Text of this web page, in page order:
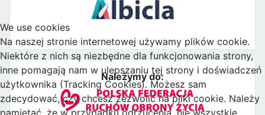
Należymy do:
We use cookies
Na naszej stronie internetowej używamy plików cookie.
Niektóre z nich są niezbędne dla funkcjonowania strony,
inne pomagają nam w ulepszaniu tej strony i doświadczeń
użytkownika (Tracking Cookies). Możesz sam
zdecydować, czy chcesz zezwolić na pliki cookie. Należy
pamiętać, że w przypadku odrzucenia, nie wszystkie